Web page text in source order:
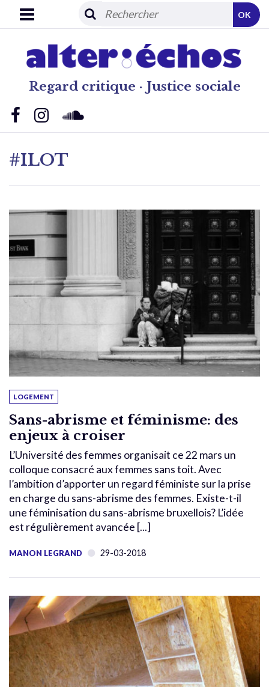
Regard critique · Justice sociale
OK
#ILOT
LOGEMENT
Sans-abrisme et féminisme: des
enjeux à croiser
L’Université des femmes organisait ce 22 mars un
colloque consacré aux femmes sans toit. Avec
l’ambition d’apporter un regard féministe sur la prise
en charge du sans-abrisme des femmes. Existe-t-il
une féminisation du sans-abrisme bruxellois? L’idée
est régulièrement avancée [...]
MANON LEGRAND 29-03-2018